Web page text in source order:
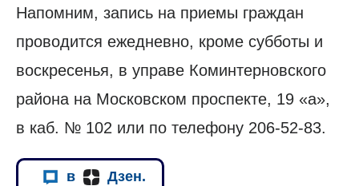
Напомним, запись на приемы граждан
проводится ежедневно, кроме субботы и
воскресенья, в управе Коминтерновского
района на Московском проспекте, 19 «а»,
в каб. № 102 или по телефону 206-52-83.
в Дзен.